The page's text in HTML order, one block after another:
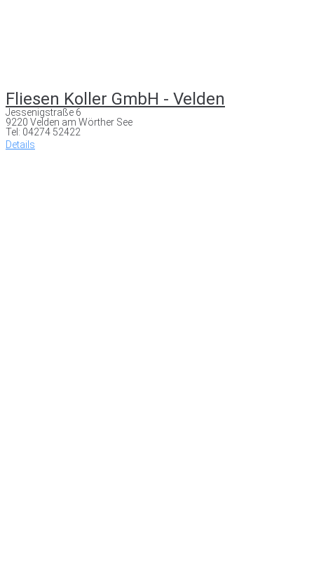
Fliesen Koller GmbH - Velden
Jessenigstraße 6
9220 Velden am Wörther See
Tel: 04274 52422
Details